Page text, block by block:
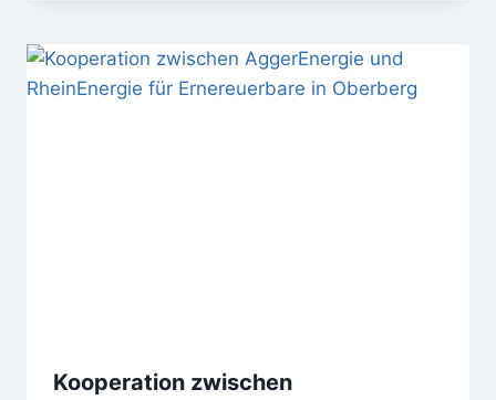
Kooperation zwischen